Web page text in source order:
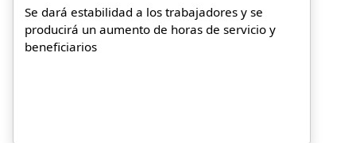
Se dará estabilidad a los trabajadores y se
producirá un aumento de horas de servicio y
beneficiarios